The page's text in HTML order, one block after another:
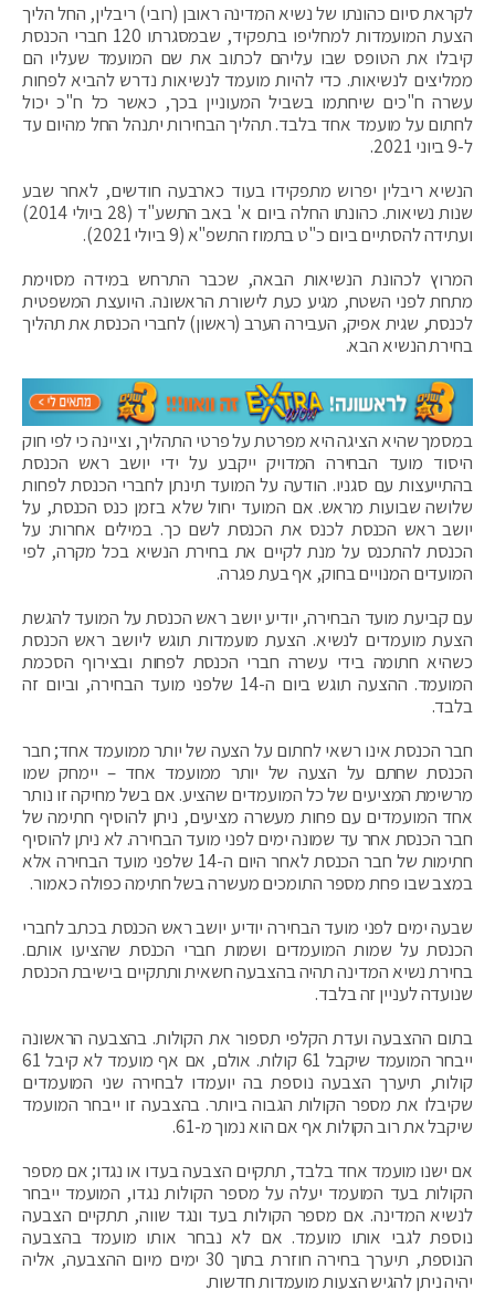
לקראת סיום כהונתו של נשיא המדינה ראובן (רובי) ריבלין, החל הליך
הצעת המועמדות למחליפו בתפקיד, שבמסגרתו 120 חברי הכנסת
קיבלו את הטופס שבו עליהם לכתוב את שם המועמד שעליו הם
ממליצים לנשיאות. כדי להיות מועמד לנשיאות נדרש להביא לפחות
עשרה ח"כים שיחתמו בשביל המעוניין בכך, כאשר כל ח"כ יכול
לחתום על מועמד אחד בלבד. תהליך הבחירות יתנהל החל מהיום עד
ל-9 ביוני 2021.
הנשיא ריבלין יפרוש מתפקידו בעוד כארבעה חודשים, לאחר שבע
שנות נשיאות. כהונתו החלה ביום א' באב התשע"ד (28 ביולי 2014)
ועתידה להסתיים ביום כ"ט בתמוז התשפ"א (9 ביולי 2021).
המרוץ לכהונת הנשיאות הבאה, שכבר התרחש במידה מסוימת
מתחת לפני השטח, מגיע כעת לישורת הראשונה. היועצת המשפטית
לכנסת, שגית אפיק, העבירה הערב (ראשון) לחברי הכנסת את תהליך
בחירת הנשיא הבא.
במסמך שהיא הציגה היא מפרטת על פרטי התהליך, וציינה כי לפי חוק
היסוד מועד הבחירה המדויק ייקבע על ידי יושב ראש הכנסת
בהתייעצות עם סגניו. הודעה על המועד תינתן לחברי הכנסת לפחות
שלושה שבועות מראש. אם המועד יחול שלא בזמן כנס הכנסת, על
יושב ראש הכנסת לכנס את הכנסת לשם כך. במילים אחרות: על
הכנסת להתכנס על מנת לקיים את בחירת הנשיא בכל מקרה, לפי
המועדים המנויים בחוק, אף בעת פגרה.
עם קביעת מועד הבחירה, יודיע יושב ראש הכנסת על המועד להגשת
הצעת מועמדים לנשיא. הצעת מועמדות תוגש ליושב ראש הכנסת
כשהיא חתומה בידי עשרה חברי הכנסת לפחות ובצירוף הסכמת
המועמד. ההצעה תוגש ביום ה-14 שלפני מועד הבחירה, וביום זה
בלבד.
חבר הכנסת אינו רשאי לחתום על הצעה של יותר ממועמד אחד; חבר
הכנסת שחתם על הצעה של יותר ממועמד אחד – יימחק שמו
מרשימת המציעים של כל המועמדים שהציע. אם בשל מחיקה זו נותר
אחד המועמדים עם פחות מעשרה מציעים, ניתן להוסיף חתימה של
חבר הכנסת אחר עד שמונה ימים לפני מועד הבחירה. לא ניתן להוסיף
חתימות של חבר הכנסת לאחר היום ה-14 שלפני מועד הבחירה אלא
במצב שבו פחת מספר התומכים מעשרה בשל חתימה כפולה כאמור.
שבעה ימים לפני מועד הבחירה יודיע יושב ראש הכנסת בכתב לחברי
הכנסת על שמות המועמדים ושמות חברי הכנסת שהציעו אותם.
בחירת נשיא המדינה תהיה בהצבעה חשאית ותתקיים בישיבת הכנסת
שנועדה לעניין זה בלבד.
בתום ההצבעה ועדת הקלפי תספור את הקולות. בהצבעה הראשונה
ייבחר המועמד שיקבל 61 קולות. אולם, אם אף מועמד לא קיבל 61
קולות, תיערך הצבעה נוספת בה יועמדו לבחירה שני המועמדים
שקיבלו את מספר הקולות הגבוה ביותר. בהצבעה זו ייבחר המועמד
שיקבל את רוב הקולות אף אם הוא נמוך מ-61.
אם ישנו מועמד אחד בלבד, תתקיים הצבעה בעדו או נגדו; אם מספר
הקולות בעד המועמד יעלה על מספר הקולות נגדו, המועמד ייבחר
לנשיא המדינה. אם מספר הקולות בעד ונגד שווה, תתקיים הצבעה
נוספת לגבי אותו מועמד. אם לא נבחר אותו מועמד בהצבעה
הנוספת, תיערך בחירה חוזרת בתוך 30 ימים מיום ההצבעה, אליה
יהיה ניתן להגיש הצעות מועמדות חדשות.